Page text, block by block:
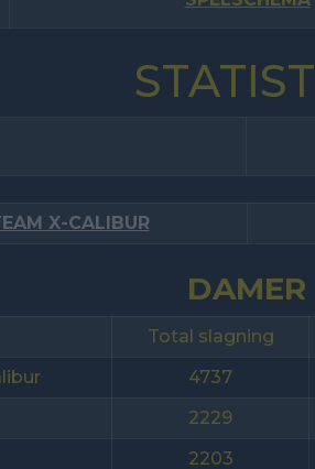
X-CALIBUR
DAMER
Total slagning
4737
2229
2203